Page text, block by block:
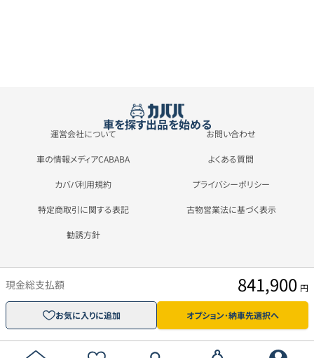
現金総支払額 841,900 円
お気に入りに追加 オプション･納車先選択へ
車を探す出品を始める
運営会社について お問い合わせ
車の情報メディアCABABA よくある質問
カババ利用規約 プライバシーポリシー
特定商取引に関する表記 古物営業法に基づく表示
勧誘方針